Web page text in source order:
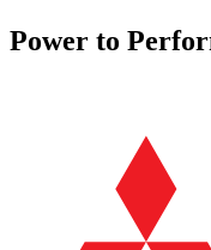
Power to